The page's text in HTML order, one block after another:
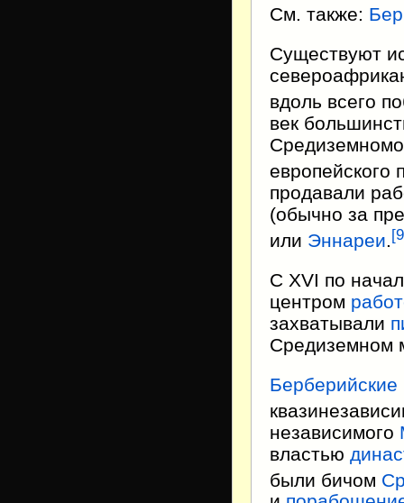
См. также:
Существуют
вдоль всего
век
европейского
продавали
(обычно за
или Эннареи.[9
С XVI по
центром
захватывали
Средиземном
Берберийские
независимого
властью
были бичом